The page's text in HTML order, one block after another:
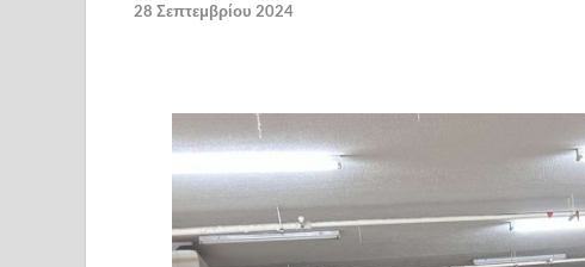
28 Σεπτεμβρίου 2024